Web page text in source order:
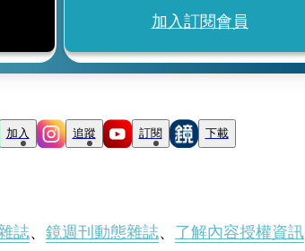
加入訂閱會員
加入 追蹤 訂閱 下載
誌、 鏡週刊動態雜誌、 了解內容授權資訊